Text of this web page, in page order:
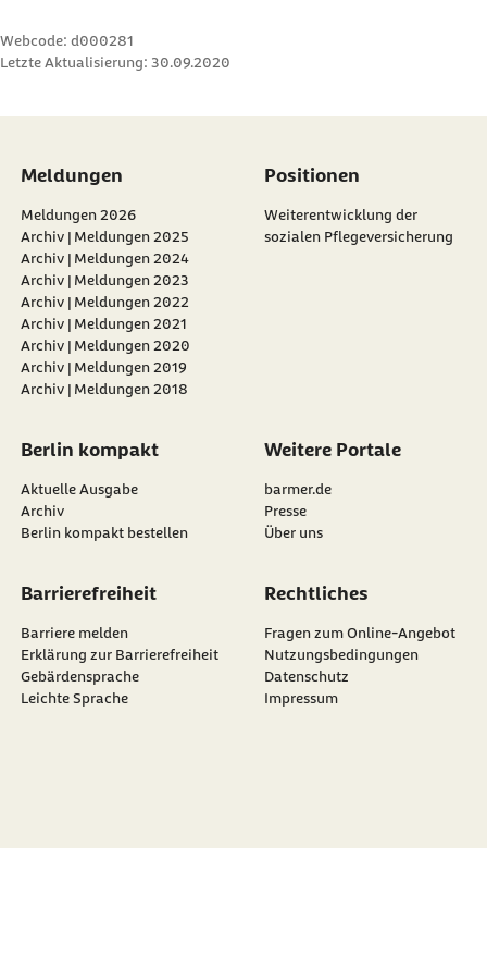
Webcode: d000281
Letzte Aktualisierung: 30.09.2020
Meldungen
Meldungen 2026
Archiv | Meldungen 2025
Archiv | Meldungen 2024
Archiv | Meldungen 2023
Archiv | Meldungen 2022
Archiv | Meldungen 2021
Archiv | Meldungen 2020
Archiv | Meldungen 2019
Archiv | Meldungen 2018
Positionen
Weiterentwicklung der
sozialen Pflegeversicherung
Berlin kompakt
Aktuelle Ausgabe
Archiv
Berlin kompakt bestellen
Weitere Portale
barmer.de
Presse
Über uns
Barrierefreiheit
Barriere melden
Erklärung zur Barrierefreiheit
Gebärdensprache
Leichte Sprache
Rechtliches
Fragen zum Online-Angebot
Nutzungsbedingungen
Datenschutz
Impressum